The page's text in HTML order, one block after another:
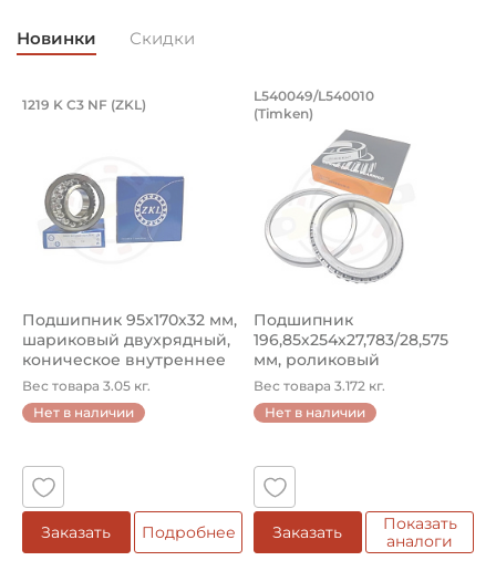
Новинки Скидки
Подшипник 95х170х32 мм, шариковый
Подшипник 95х170х32 мм, шариковый двухрядный,
1219 K C3 NF (ZKL)
Подшипник 95х170х32 мм,
шариковый двухрядный,
коническое внутреннее
кол...
Вес товара 3.05 кг.
Нет в наличии
Заказать Подробнее
Подшипник
Подшипник
L540049/L540010
(Timken)
Подшипник
196,85х254х27,783/28,575
мм, роликовый
однорядный конический
...
Вес товара 3.172 кг.
Нет в наличии
Заказать
Показать
аналоги